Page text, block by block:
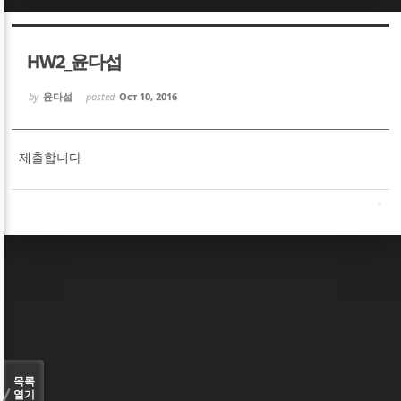
HW2_윤다섭
by 윤다섭 posted Oct 10, 2016
제출합니다
목록
열기
Sketchbook5, 스케치북5
Sketchbook5, 스케치북5
Sketchbook5, 스케치북5
Sketchbook5, 스케치북5